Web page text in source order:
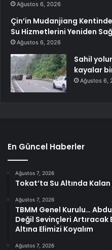
Ağustos 6, 2026
Çin’in Mudanjiang
Su Hizmetlerini Yeniden
Ağustos 6, 2026
Sahil
kayalar
Ağustos 6,
En Güncel Haberler
Ağustos 7, 2026
Tokat’ta Su Altında
Ağustos 7, 2026
TBMM Genel Kurulu…
Değil Sevinçleri Artıracak
Altına Elimizi Koyalım
Ağustos 7, 2026